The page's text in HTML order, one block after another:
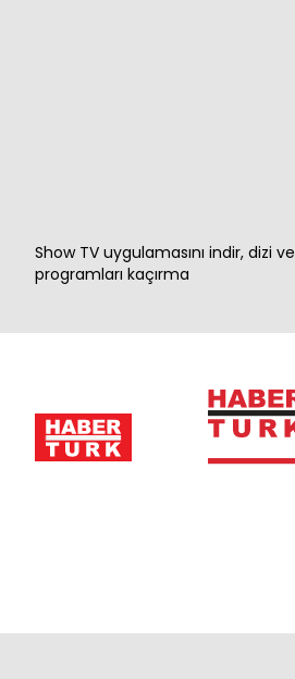
Show TV uygulamasını indir, dizi ve
programları kaçırma